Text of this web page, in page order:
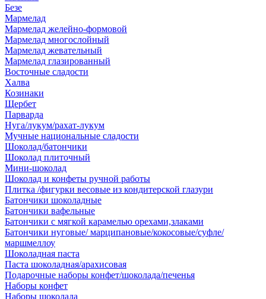
Безе
Мармелад
Мармелад желейно-формовой
Мармелад многослойный
Мармелад жевательный
Мармелад глазированный
Восточные сладости
Халва
Козинаки
Щербет
Парварда
Нуга/лукум/рахат-лукум
Мучные национальные сладости
Шоколад/батончики
Шоколад плиточный
Мини-шоколад
Шоколад и конфеты ручной работы
Плитка /фигурки весовые из кондитерской глазури
Батончики шоколадные
Батончики вафельные
Батончики с мягкой карамелью орехами,злаками
Батончики нуговые/ марципановые/кокосовые/суфле/
маршмеллоу
Шоколадная паста
Паста шоколадная/арахисовая
Подарочные наборы конфет/шоколада/печенья
Наборы конфет
Наборы шоколада